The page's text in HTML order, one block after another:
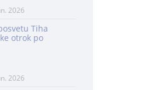
2026
Tiha
otrok po
2026